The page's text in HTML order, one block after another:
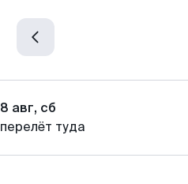
8 авг, сб
перелёт туда